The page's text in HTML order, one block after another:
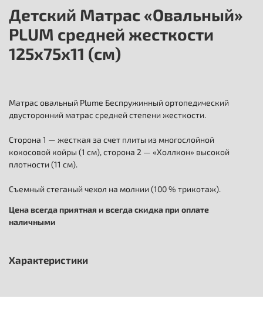
Детский Матрас «Овальный»
PLUM средней жесткости
125х75х11 (см)
Матрас овальный Plume Беспружинный ортопедический
двусторонний матрас средней степени жесткости.
Сторона 1 — жесткая за счет плиты из многослойной
кокосовой койры (1 см), сторона 2 — «Холлкон» высокой
плотности (11 см).
Съемный стеганый чехол на молнии (100 % трикотаж).
Цена всегда приятная и всегда скидка при оплате
наличными
Характеристики